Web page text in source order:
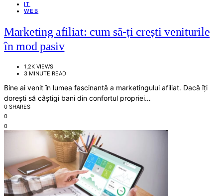
IT
WEB
Marketing afiliat: cum să-ți crești veniturile
în mod pasiv
1,2K VIEWS
3 MINUTE READ
Bine ai venit în lumea fascinantă a marketingului afiliat. Dacă îți
dorești să câștigi bani din confortul propriei…
0 SHARES
0
0